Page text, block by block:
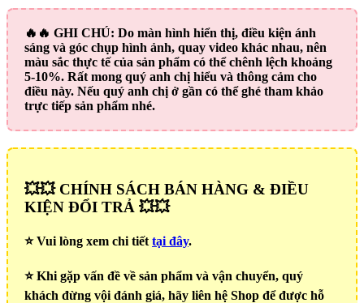
🔥🔥 GHI CHÚ: Do màn hình hiển thị, điều kiện ánh
sáng và góc chụp hình ảnh, quay video khác nhau, nên
màu sắc thực tế của sản phẩm có thể chênh lệch khoảng
5-10%. Rất mong quý anh chị hiểu và thông cảm cho
điều này. Nếu quý anh chị ở gần có thể ghé tham khảo
trực tiếp sản phẩm nhé.
💥💥 CHÍNH SÁCH BÁN HÀNG & ĐIỀU
KIỆN ĐỔI TRẢ 💥💥
⭐️ Vui lòng xem chi tiết tại đây.
⭐️ Khi gặp vấn đề về sản phẩm và vận chuyển, quý
khách đừng vội đánh giá, hãy liên hệ Shop để được hỗ